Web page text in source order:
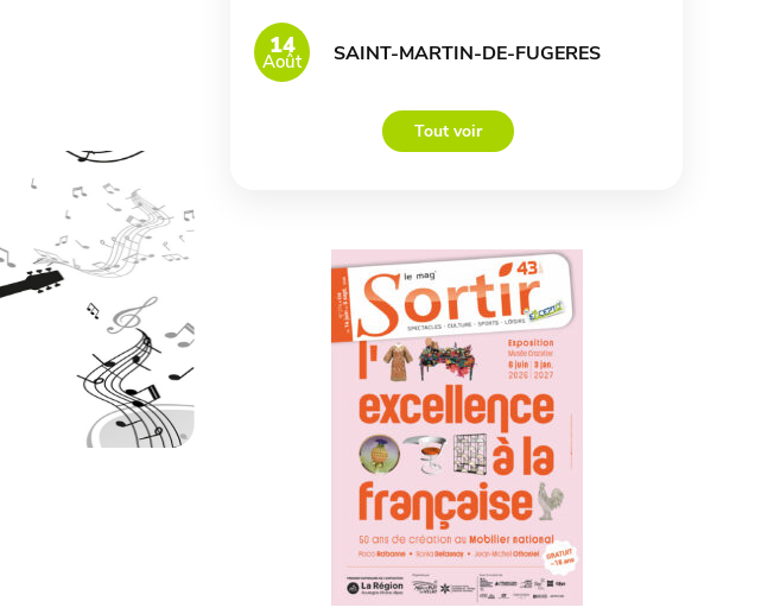
14
Août SAINT-MARTIN-DE-FUGERES
Tout voir